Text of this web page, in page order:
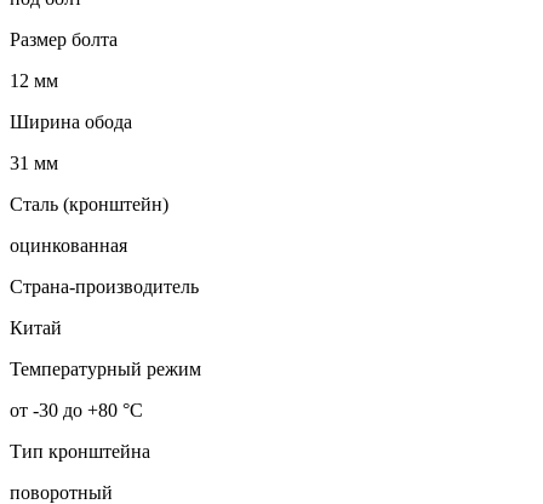
Размер болта
12 мм
Ширина обода
31 мм
Сталь (кронштейн)
оцинкованная
Страна-производитель
Китай
Температурный режим
от -30 до +80 °С
Тип кронштейна
поворотный